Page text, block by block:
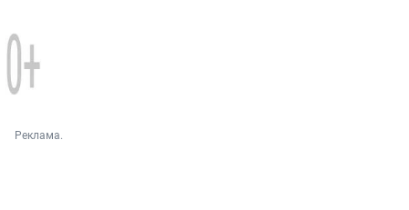
Реклама.